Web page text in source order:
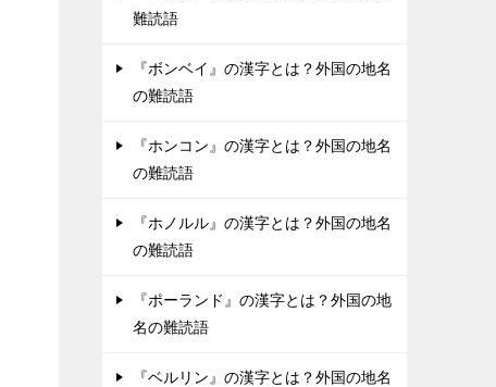
難読語
『ボンベイ』の漢字とは？外国の地名
の難読語
『ホンコン』の漢字とは？外国の地名
の難読語
『ホノルル』の漢字とは？外国の地名
の難読語
『ポーランド』の漢字とは？外国の地
名の難読語
『ベルリン』の漢字とは？外国の地名